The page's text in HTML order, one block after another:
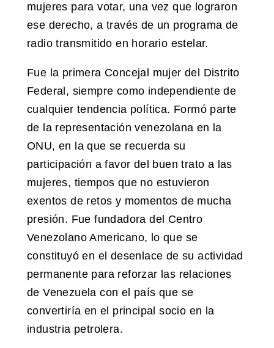
mujeres para votar, una vez que lograron
ese derecho, a través de un programa de
radio transmitido en horario estelar.
Fue la primera Concejal mujer del Distrito
Federal, siempre como independiente de
cualquier tendencia política. Formó parte
de la representación venezolana en la
ONU, en la que se recuerda su
participación a favor del buen trato a las
mujeres, tiempos que no estuvieron
exentos de retos y momentos de mucha
presión. Fue fundadora del Centro
Venezolano Americano, lo que se
constituyó en el desenlace de su actividad
permanente para reforzar las relaciones
de Venezuela con el país que se
convertiría en el principal socio en la
industria petrolera.